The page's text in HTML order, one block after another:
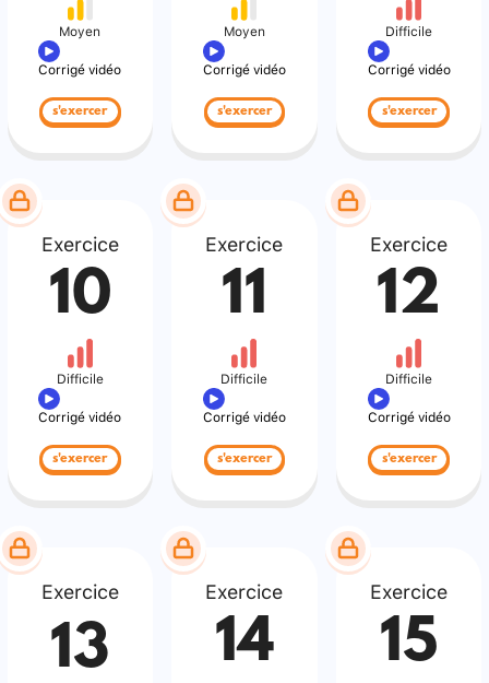
Moyen
Corrigé vidéo
s'exercer
Moyen
Corrigé vidéo
s'exercer
Difficile
Corrigé vidéo
s'exercer
Exercice
10
Difficile
Corrigé vidéo
s'exercer
Exercice
11
Difficile
Corrigé vidéo
s'exercer
Exercice
12
Difficile
Corrigé vidéo
s'exercer
Exercice
13
Exercice
14
Exercice
15